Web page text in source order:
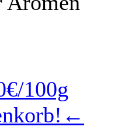
100g